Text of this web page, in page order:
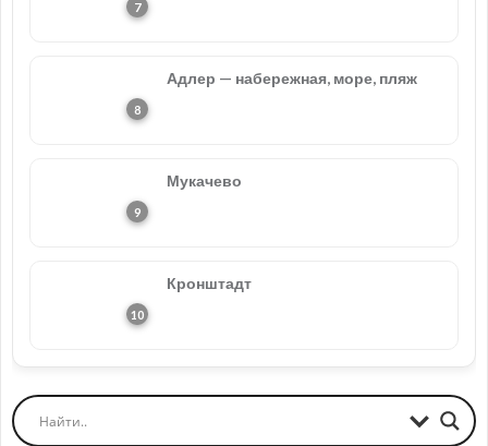
Адлер — набережная, море, пляж
Мукачево
Кронштадт